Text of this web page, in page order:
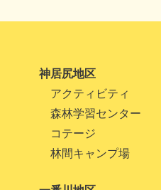
神居尻地区
アクティビティ
森林学習センター
コテージ
林間キャンプ場